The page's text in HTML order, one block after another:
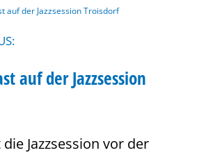
auf der Jazzsession Troisdorf
auf der Jazzsession
Jazzsession vor der